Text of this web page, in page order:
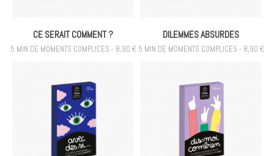
CE SERAIT COMMENT ?
5 MIN DE MOMENTS COMPLICES - 8,90 €
DILEMMES ABSURDES
5 MIN DE MOMENTS COMPLICES - 8,90 €